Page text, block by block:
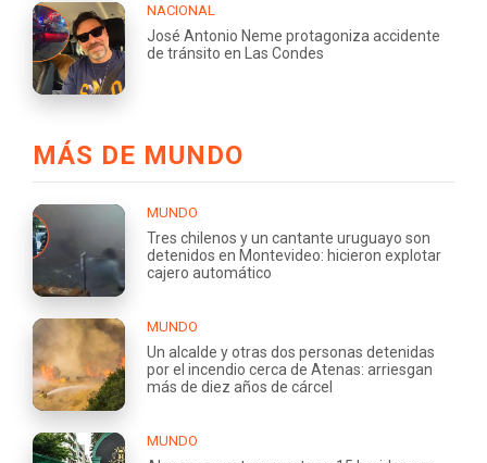
NACIONAL
José Antonio Neme protagoniza accidente
de tránsito en Las Condes
MÁS DE MUNDO
MUNDO
Tres chilenos y un cantante uruguayo son
detenidos en Montevideo: hicieron explotar
cajero automático
MUNDO
Un alcalde y otras dos personas detenidas
por el incendio cerca de Atenas: arriesgan
más de diez años de cárcel
MUNDO